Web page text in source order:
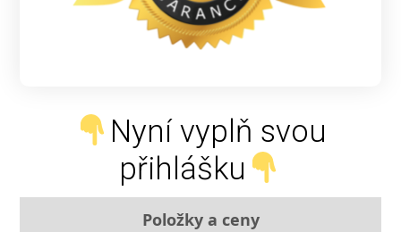
Nyní vyplň svou
přihlášku
Položky a ceny